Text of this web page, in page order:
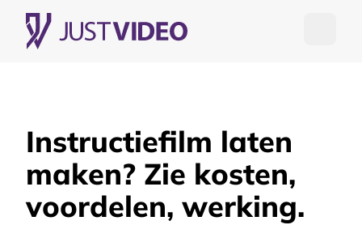
Instructiefilm laten
maken? Zie kosten,
voordelen, werking.